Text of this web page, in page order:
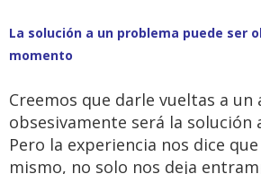
La solución a un problema puede ser
momento
Creemos que darle vueltas a un
obsesivamente será la solución
Pero la experiencia nos dice
mismo, no solo nos deja